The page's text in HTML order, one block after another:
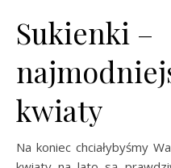
Sukienki –
kwiaty
Na koniec chciałybyśmy